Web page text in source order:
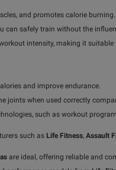
and promotes calorie burning.
can safely train without the
intensity, making it
and improve endurance.
joints when used correctly
such as workout
such as Life Fitness, Assault
are ideal, offering reliable and